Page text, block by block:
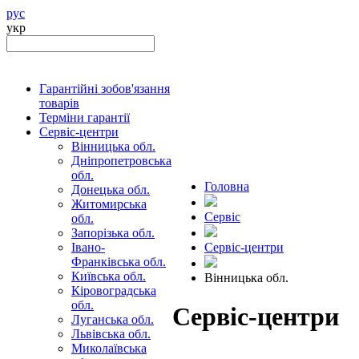
рус
укр
Гарантійні зобов'язання
товарів
Терміни гарантії
Сервіс-центри
Вінницька обл.
Дніпропетровська
обл.
Донецька обл.
Житомирська
обл.
Запорізька обл.
Івано-
Франківська обл.
Київська обл.
Кіровоградська
обл.
Луганська обл.
Львівська обл.
Миколаївська
Головна
Сервіс
Сервіс-центри
Вінницька обл.
Сервіс-центри